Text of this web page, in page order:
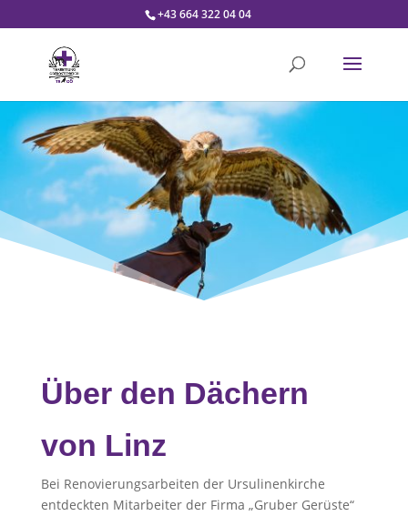
+43 664 322 04 04
Über den Dächern
von Linz
Bei Renovierungsarbeiten der Ursulinenkirche
entdeckten Mitarbeiter der Firma „Gruber Gerüste“